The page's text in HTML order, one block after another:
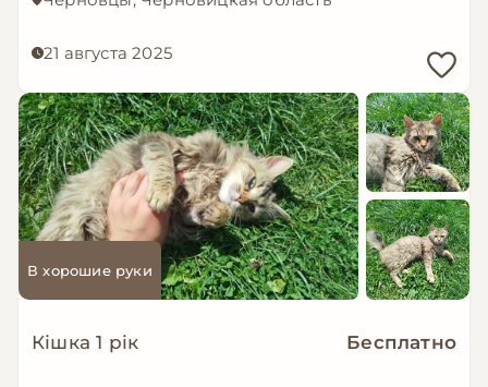
21 августа 2025
В хорошие руки
Кішка 1 рік Бесплатно